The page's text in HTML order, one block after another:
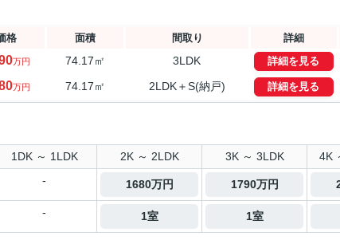
格 面積 間取り 詳細
万円 74.17㎡ 3LDK 詳細を見る
万円 74.17㎡ 2LDK＋S(納戸) 詳細を見る
1DK ～ 1LDK 2K ～ 2LDK 3K ～ 3LDK 4K
- 1680万円 1790万円
- 1室 1室